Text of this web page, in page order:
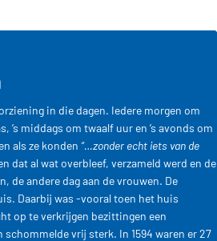
in die dagen. Iedere morgen om
middags om twaalf uur en ’s avonds om
als ze konden “…zonder echt iets van de
dat al wat overbleef, verzameld werd en de
de andere dag aan de vrouwen. De
Daarbij was -vooral toen het huis
op te verkrijgen bezittingen een
vrij sterk. In 1594 waren er 27